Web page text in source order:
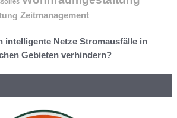
Zeitmanagement
intelligente Netze Stromausfälle in
Gebieten verhindern?